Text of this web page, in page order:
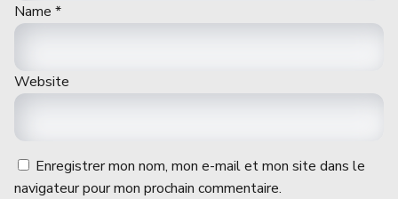
Name *
Website
Enregistrer mon nom, mon e-mail et mon site dans le
navigateur pour mon prochain commentaire.